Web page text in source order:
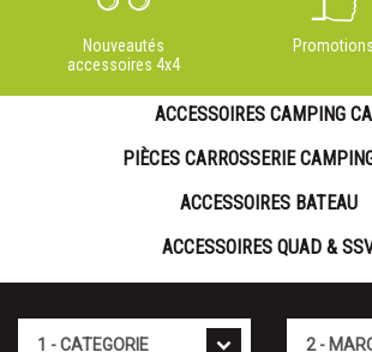
Nouveautés
accessoires 4x4
Promotions
ACCESSOIRES CAMPING
PIÈCES CARROSSERIE
ACCESSOIRES BATEAU
ACCESSOIRES QUAD &